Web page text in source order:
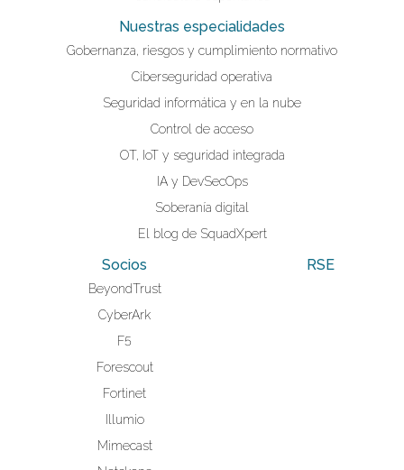
Nuestras especialidades
Gobernanza, riesgos y cumplimiento normativo
Ciberseguridad operativa
Seguridad informática y en la nube
Control de acceso
OT, IoT y seguridad integrada
IA y DevSecOps
Soberanía digital
El blog de SquadXpert
Socios
BeyondTrust
CyberArk
F5
Forescout
Fortinet
Illumio
Mimecast
RSE